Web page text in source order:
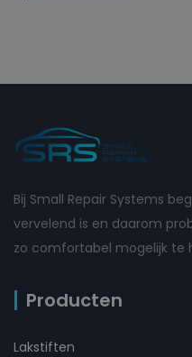
Bij Small Repair Systems
vervelend is en daarom
zo comfortabel mogelijk te
Producten
Lakstiften